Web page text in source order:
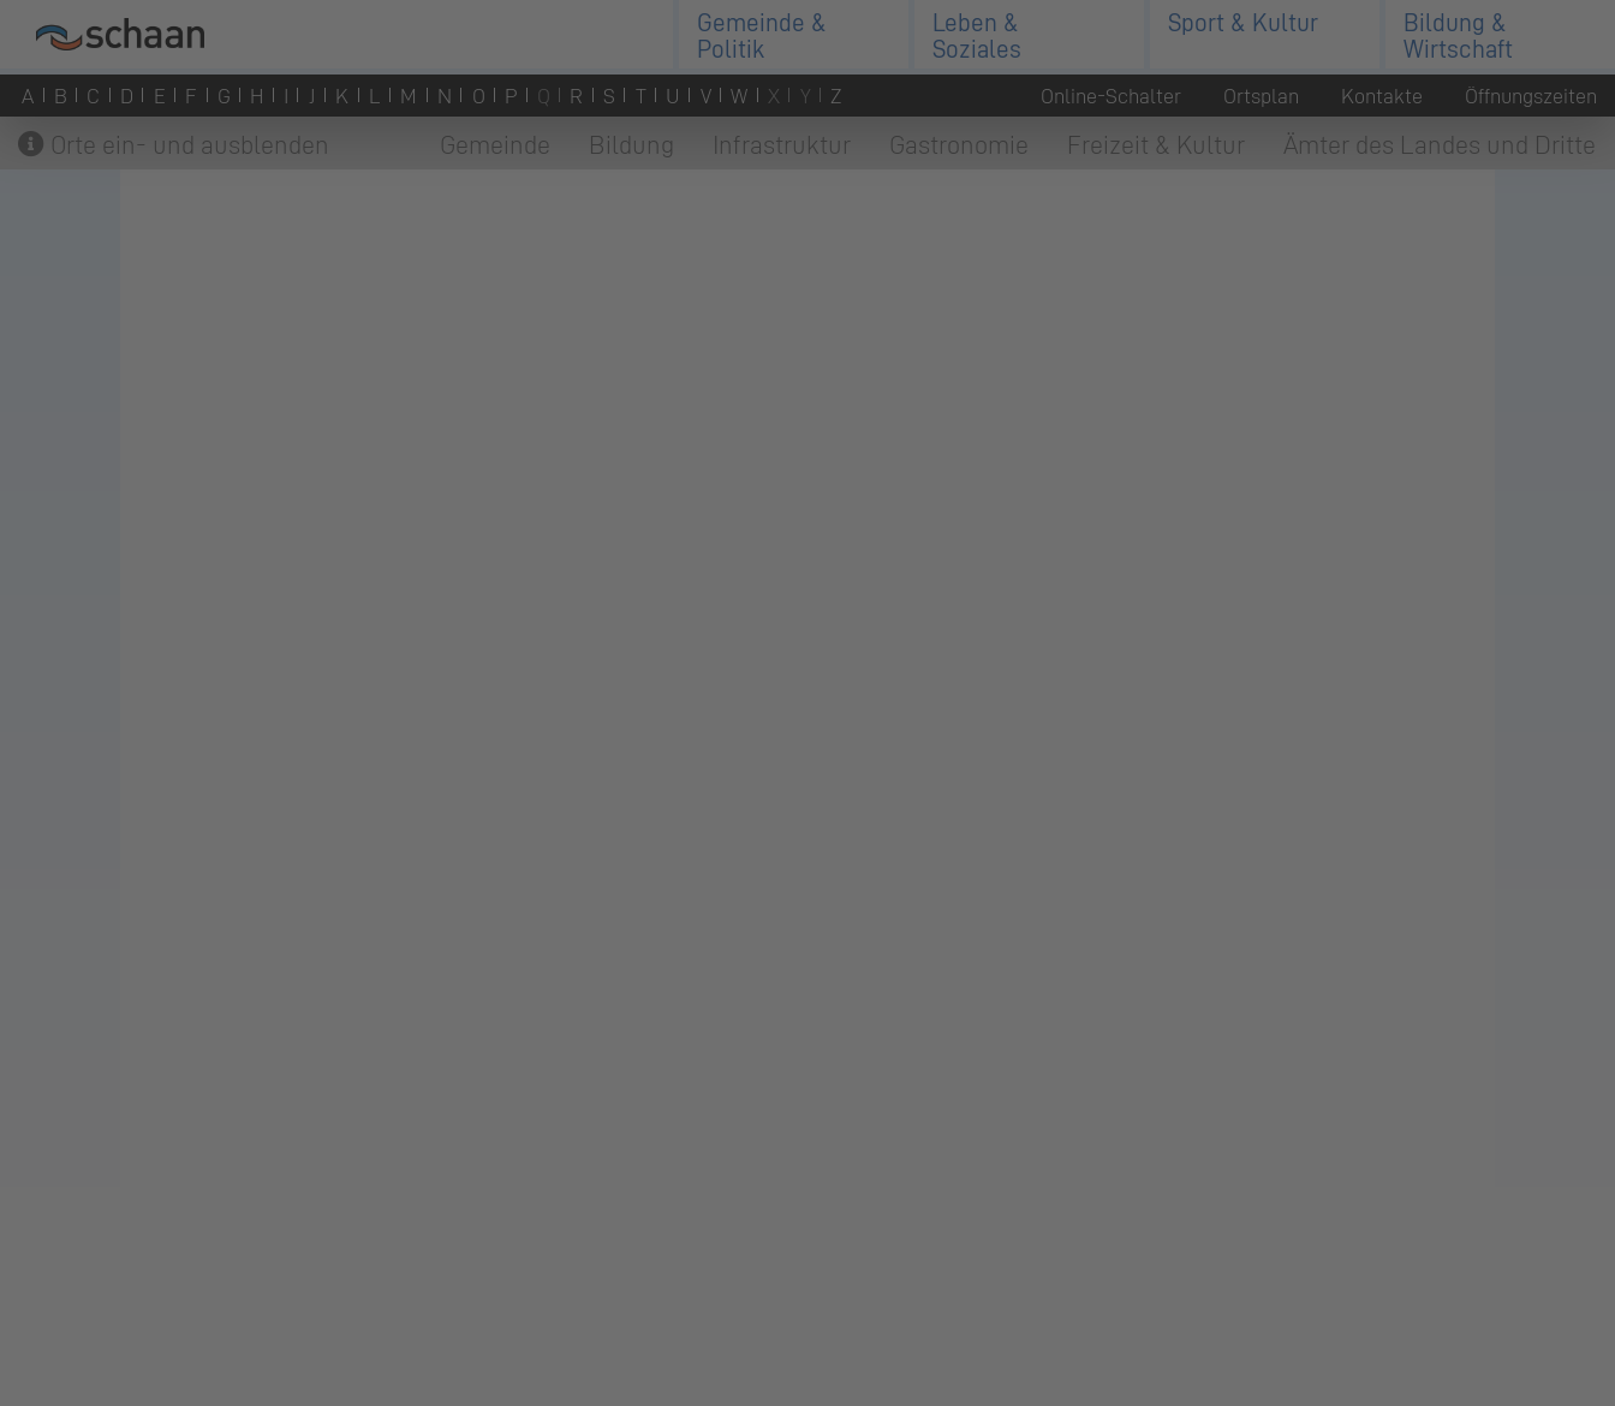
Gemeinde &
Politik
Leben &
Soziales
Sport & Kultur
Bildung &
Wirtschaft
A B C D E F G H I J K L M N O P Q R S T U V W X Y Z Online-Schalter Ortsplan Kontakte Öffnungszeiten
Orte ein- und ausblenden Gemeinde Bildung Infrastruktur Gastronomie Freizeit & Kultur Ämter des Landes und Dritte